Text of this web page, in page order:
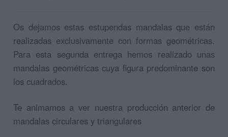
Os dejamos estas estupendas mandalas que están
realizadas exclusivamente con formas geométricas.
Para esta segunda entrega hemos realizado unas
mandalas geométricas cuya figura predominante son
los cuadrados.
Te animamos a ver nuestra producción anterior de
mandalas circulares y triangulares